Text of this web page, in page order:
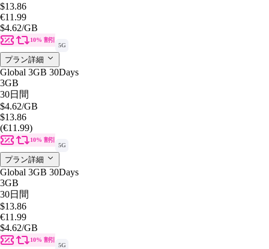
$13.86
€11.99
$4.62/GB
10% 割引
5G
プラン詳細
Global 3GB 30Days
3GB
30日間
$4.62/GB
$13.86
(€11.99)
10% 割引
5G
プラン詳細
Global 3GB 30Days
3GB
30日間
$13.86
€11.99
$4.62/GB
10% 割引
5G